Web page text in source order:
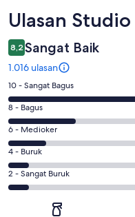
Ulasan
Ulasan
8,2 Sangat Baik
1.016 ulasan
Penilaian
10
-
Sangat
Bagus.
506
dari
1016
10 - Sangat Bagus
Penilaian
8
-
Bagus.
232
dari
8 - Bagus
Penilaian
6
-
Medioker.
135
6 - Medioker
Penilaian
4
-
4 - Buruk
Penilaian
2
2 - Sangat Buruk